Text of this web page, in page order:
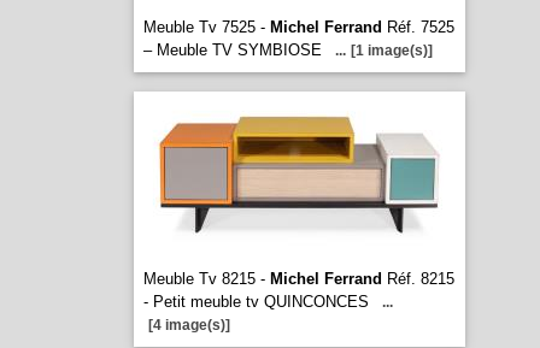
Meuble Tv 7525 - Michel Ferrand Réf. 7525
– Meuble TV SYMBIOSE
... [1 image(s)]
Meuble Tv 8215 - Michel Ferrand Réf. 8215
- Petit meuble tv QUINCONCES
...
[4 image(s)]